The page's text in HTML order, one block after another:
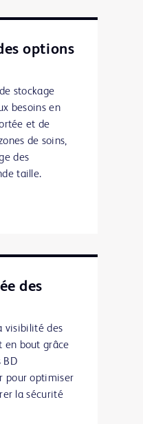
options
stockage
besoins en
et de
de soins,
des
taille.
des
visibilité des
en bout grâce
BD
pour optimiser
la sécurité